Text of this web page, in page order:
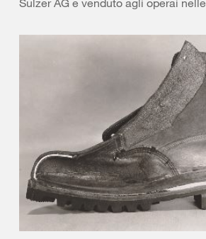
Sulzer AG e venduto agli operai